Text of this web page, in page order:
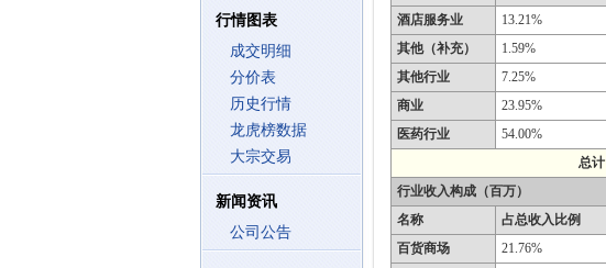
行情图表
成交明细
分价表
历史行情
龙虎榜数据
大宗交易
新闻资讯
公司公告
酒店服务业
13.21%
其他（补充）
1.59%
其他行业
7.25%
商业
23.95%
医药行业
54.00%
总计
行业收入构成（百万）
名称
占总收入比例
百货商场
21.76%